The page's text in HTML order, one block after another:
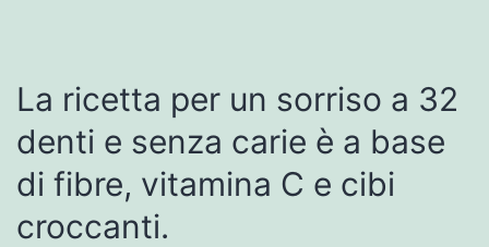
La ricetta per un sorriso a 32
denti e senza carie è a base
di fibre, vitamina C e cibi
croccanti.